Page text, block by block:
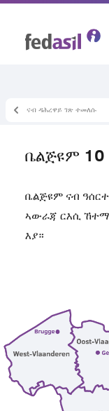
ኵላቶም ኣርእስተ-
ብዛዕባ ቤልጂዩም
ናብ ዳሕረዋይ ገጽ ተመለሱ
ቤልጅዩም
ቤልጅዩም ናብ
ኣውራጃ ርእሲ
እያ።